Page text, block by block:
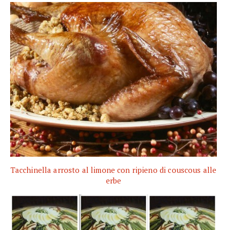
Tacchinella arrosto al limone con ripieno di couscous alle
erbe